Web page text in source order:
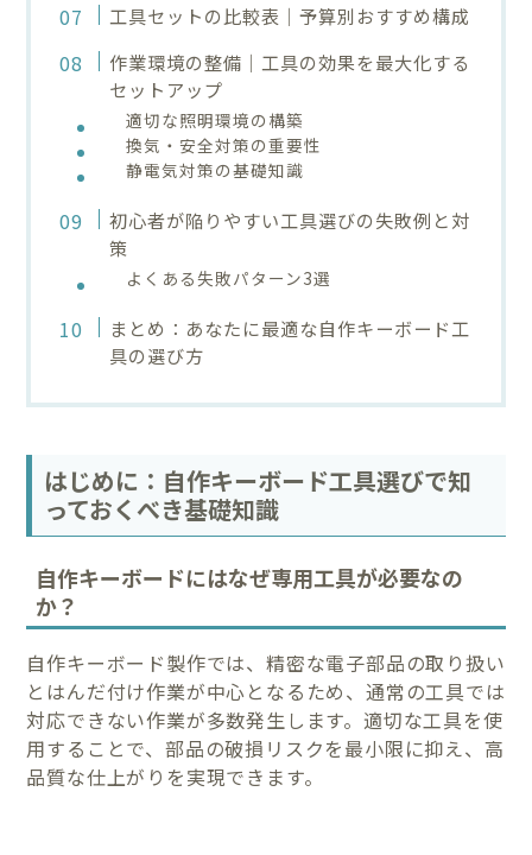
工具セットの比較表｜予算別おすすめ構成
作業環境の整備｜工具の効果を最大化する
セットアップ
適切な照明環境の構築
換気・安全対策の重要性
静電気対策の基礎知識
初心者が陥りやすい工具選びの失敗例と対
策
よくある失敗パターン3選
まとめ：あなたに最適な自作キーボード工
具の選び方
はじめに：自作キーボード工具選びで知
っておくべき基礎知識
自作キーボードにはなぜ専用工具が必要なの
か？
自作キーボード製作では、精密な電子部品の取り扱い
とはんだ付け作業が中心となるため、通常の工具では
対応できない作業が多数発生します。適切な工具を使
用することで、部品の破損リスクを最小限に抑え、高
品質な仕上がりを実現できます。